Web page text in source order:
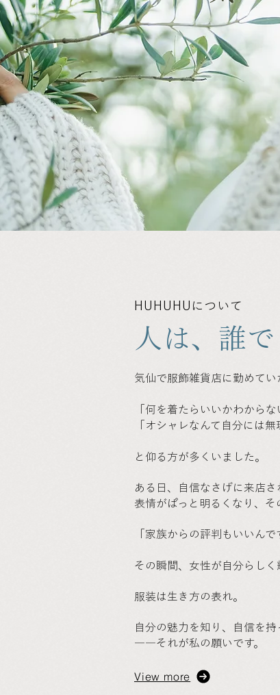
HUHUHUについて
人は、誰で
気仙で服飾雑貨店に勤めてい
「何を着たらいいかわからな
「オシャレなんて自分には無
と仰る方が多くいました。
ある日、自信なさげに来店
表情がぱっと明るくなり、そ
「家族からの評判もいいん
その瞬間、女性が自分らしく
服装は生き方の表れ。
自分の魅力を知り、自信を
――それが私の願いです。
View more